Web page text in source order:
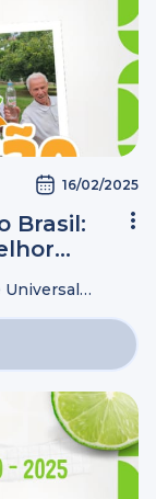
16/02/2025
Brasil:
Universal
da melhor idade.